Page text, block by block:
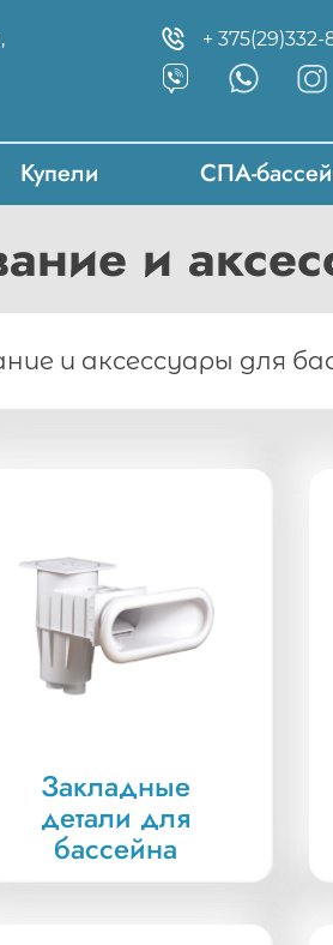
+ 375(29)332-
Купели СПА-
и
и аксессуары для
Закладные
детали для
бассейна